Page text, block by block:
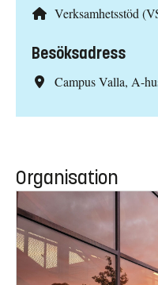
Verksamhetsstöd
Besöksadress
Campus Valla, A-
Organisation